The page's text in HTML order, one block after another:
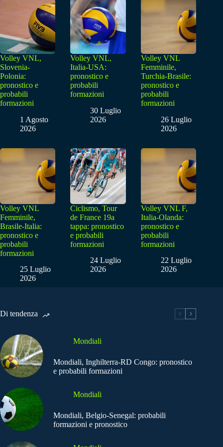
Volley VNL,
Slovenia-
Polonia:
pronostico e
probabili
formazioni
1 Agosto
2026
Volley VNL,
Italia-USA:
pronostico e
probabili
formazioni
30 Luglio
2026
Volley VNL
Femminile,
Turchia-Brasile:
pronostico e
probabili
formazioni
26 Luglio
2026
Volley VNL
Femminile,
Brasile-Italia:
pronostico e
probabili
formazioni
25 Luglio
2026
Ciclismo, Tour
de France 19a
tappa: pronostico
e probabili
formazioni
24 Luglio
2026
Volley VNL F,
Italia-Olanda:
pronostico e
probabili
formazioni
22 Luglio
2026
Di tendenza
Mondiali
Mondiali, Inghilterra-RD Congo: pronostico
e probabili formazioni
Mondiali
Mondiali, Belgio-Senegal: probabili
formazioni e pronostico